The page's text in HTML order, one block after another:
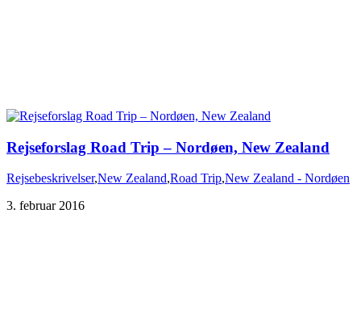
Rejseforslag Road Trip – Nordøen, New Zealand
Rejsebeskrivelser,New Zealand,Road Trip,New Zealand - Nordøen
3. februar 2016